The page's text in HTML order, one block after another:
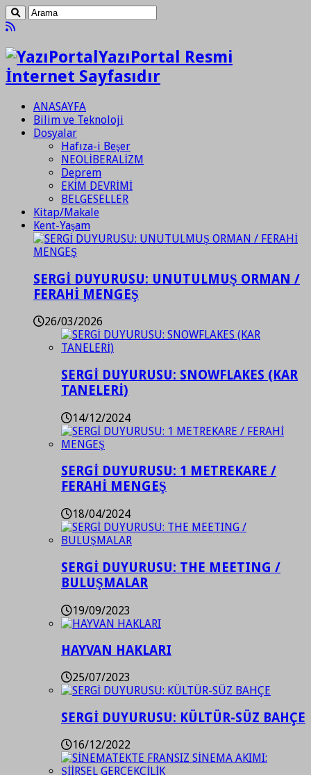
YazıPortal Resmi
İnternet Sayfasıdır
ANASAYFA
Bilim ve Teknoloji
Dosyalar
Hafıza-i Beşer
NEOLİBERALİZM
Deprem
EKİM DEVRİMİ
BELGESELLER
Kitap/Makale
Kent-Yaşam
SERGİ DUYURUSU: UNUTULMUŞ ORMAN /
FERAHİ MENGEŞ
26/03/2026
SERGİ DUYURUSU: SNOWFLAKES (KAR
TANELERİ)
14/12/2024
SERGİ DUYURUSU: 1 METREKARE /
FERAHİ MENGEŞ
18/04/2024
SERGİ DUYURUSU: THE MEETING /
BULUŞMALAR
19/09/2023
HAYVAN HAKLARI
25/07/2023
SERGİ DUYURUSU: KÜLTÜR-SÜZ BAHÇE
16/12/2022